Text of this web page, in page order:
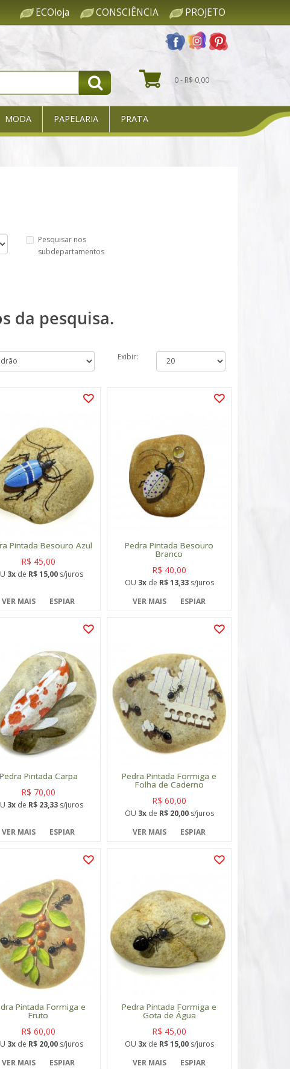
ECOloja CONSCIÊNCIA PROJETO
0 - R$ 0,00
MODA PAPELARIA PRATA
Pesquisar nos
subdepartamentos
da pesquisa.
Exibir:
Pintada Besouro Azul
R$ 45,00
3xde R$ 15,00s/juros
VER MAIS ESPIAR
Pedra Pintada Besouro
Branco
R$ 40,00
OU 3xde R$ 13,33s/juros
VER MAIS
ESPIAR
Pedra Pintada Carpa
R$ 70,00
3xde R$ 23,33s/juros
VER MAIS ESPIAR
Pedra Pintada Formiga e
Folha de Caderno
R$ 60,00
OU 3xde R$ 20,00s/juros
VER MAIS
ESPIAR
Pintada Formiga e
Fruto
R$ 60,00
3xde R$ 20,00s/juros
VER MAIS
ESPIAR
Pedra Pintada Formiga e
Gota de Água
R$ 45,00
OU 3xde R$ 15,00s/juros
VER MAIS
ESPIAR